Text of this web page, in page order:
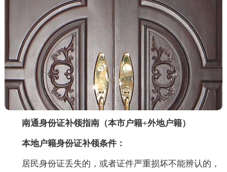
南通身份证补领指南（本市户籍+外地户籍）
本地户籍身份证补领条件：
居民身份证丢失的，或者证件严重损坏不能辨认的，